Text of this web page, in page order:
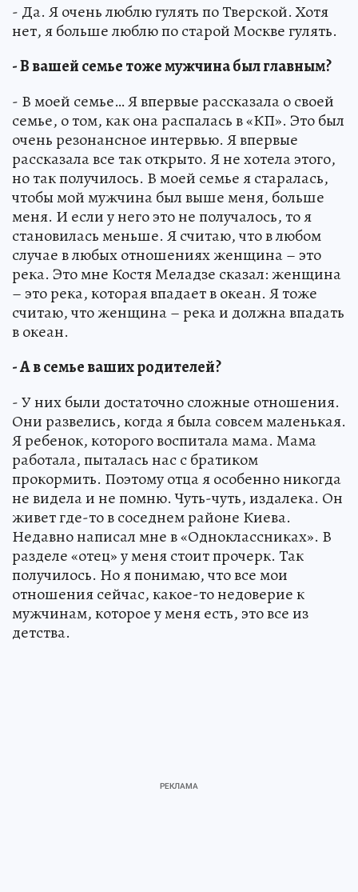
- Да. Я очень люблю гулять по Тверской. Хотя
нет, я больше люблю по старой Москве гулять.
- В вашей семье тоже мужчина был главным?
- В моей семье… Я впервые рассказала о своей
семье, о том, как она распалась в «КП». Это был
очень резонансное интервью. Я впервые
рассказала все так открыто. Я не хотела этого,
но так получилось. В моей семье я старалась,
чтобы мой мужчина был выше меня, больше
меня. И если у него это не получалось, то я
становилась меньше. Я считаю, что в любом
случае в любых отношениях женщина – это
река. Это мне Костя Меладзе сказал: женщина
– это река, которая впадает в океан. Я тоже
считаю, что женщина – река и должна впадать
в океан.
- А в семье ваших родителей?
- У них были достаточно сложные отношения.
Они развелись, когда я была совсем маленькая.
Я ребенок, которого воспитала мама. Мама
работала, пыталась нас с братиком
прокормить. Поэтому отца я особенно никогда
не видела и не помню. Чуть-чуть, издалека. Он
живет где-то в соседнем районе Киева.
Недавно написал мне в «Одноклассниках». В
разделе «отец» у меня стоит прочерк. Так
получилось. Но я понимаю, что все мои
отношения сейчас, какое-то недоверие к
мужчинам, которое у меня есть, это все из
детства.